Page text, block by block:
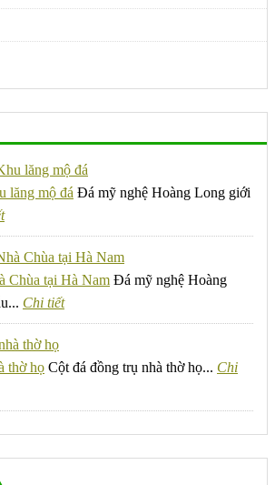
lăng mộ đá Đá mỹ nghệ Hoàng Long giới
Chùa tại Hà Nam Đá mỹ nghệ Hoàng
Chi tiết
thờ họ Cột đá đồng trụ nhà thờ họ... Chi